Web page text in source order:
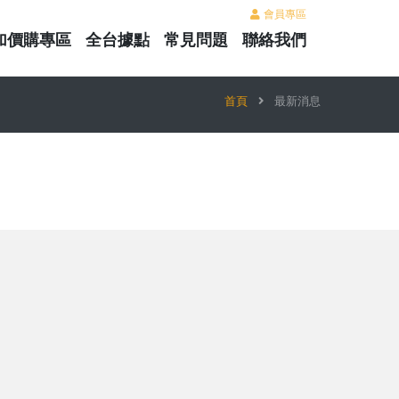
會員專區
價購專區 全台據點 常見問題 聯絡我們
首頁 最新消息